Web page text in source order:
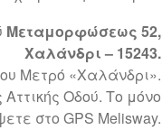
Μεταμορφώσεως 52,
Χαλάνδρι – 15243.
Μετρό «Χαλάνδρι».
Οδού. Το μόνο
στο GPS Melisway.